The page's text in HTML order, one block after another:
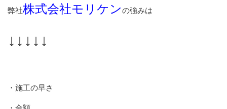
弊社株式会社モリケンの強みは
↓↓↓↓↓
・施工の早さ